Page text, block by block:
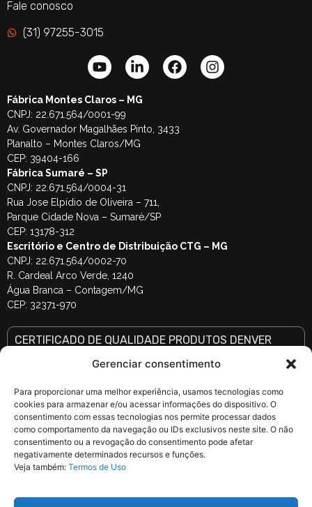
Gerenciar consentimento
Para proporcionar uma melhor experiência, usamos tecnologias como
cookies para armazenar e/ou acessar informações do dispositivo. O
consentimento com essas tecnologias nos permite processar dados
como comportamento da navegação ou IDs exclusivos neste site. O não
consentimento ou a revogação do consentimento pode afetar
negativamente determinados recursos e funções.
Veja também: Termos de Uso
Fale conosco
(31) 97255-3015
Fábrica Montes Claros – MG
CNPJ: 22.671.564/0001-99
Av. Governador Magalhães Pinto, 3433
Planalto – Montes Claros/MG
CEP: 39404-166
Fábrica Sumaré – SP
CNPJ: 22.671.564/0004-31
Rua Jose Elpídio de Oliveira – 711,
Parque Cidade Nova – Sumaré/SP
CEP: 13178-312
Escritório e Centro de Distribuição CTG – MG
CNPJ: 22.671.564/0002-70
R. Cardeal Arco Verde, 1240
Água Branca – Contagem/MG
CEP: 32371-970
CERTIFICADO DE QUALIDADE PRODUTOS DENVER